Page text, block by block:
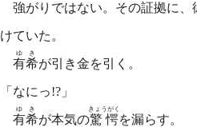
強がりではない。その証拠に、
けていた。
有希
ゆき
が引き金を引く。
「なにっ!?」
有希
ゆき
が本気の驚愕
きょうがく
を漏らす。